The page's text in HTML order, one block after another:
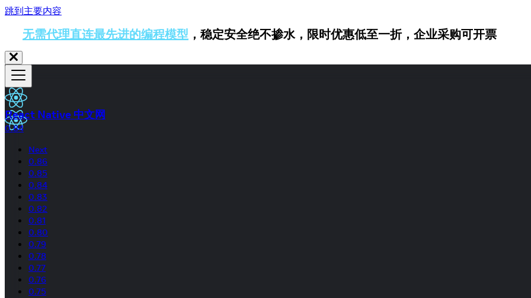
跳到主要内容
无需代理直连最先进的编程模型 ，稳定安全绝不掺水，限时优惠低至一折，企业采购可开票
React Native 中文网
0.84
Next
0.86
0.85
0.84
0.83
0.82
0.81
0.80
0.79
0.78
0.77
0.76
0.75